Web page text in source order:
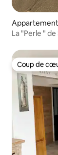
-Ré
La "Perle "
Coup de
Coup de